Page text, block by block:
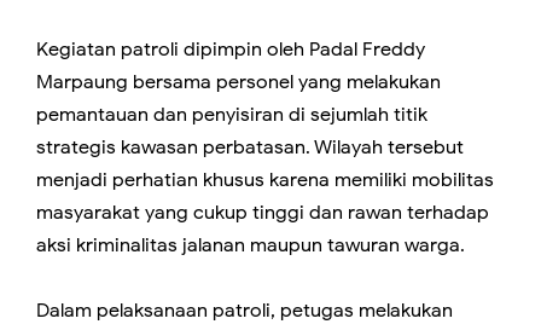
Kegiatan patroli dipimpin oleh Padal Freddy
Marpaung bersama personel yang melakukan
pemantauan dan penyisiran di sejumlah titik
strategis kawasan perbatasan. Wilayah tersebut
menjadi perhatian khusus karena memiliki mobilitas
masyarakat yang cukup tinggi dan rawan terhadap
aksi kriminalitas jalanan maupun tawuran warga.
Dalam pelaksanaan patroli, petugas melakukan